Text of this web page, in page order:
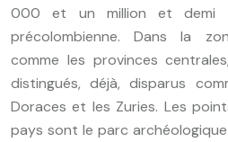
000 et un million et demi
précolombienne. Dans la
comme les provinces
distingués, déjà, disparus
Doraces et les Zuries. Les
pays sont le parc